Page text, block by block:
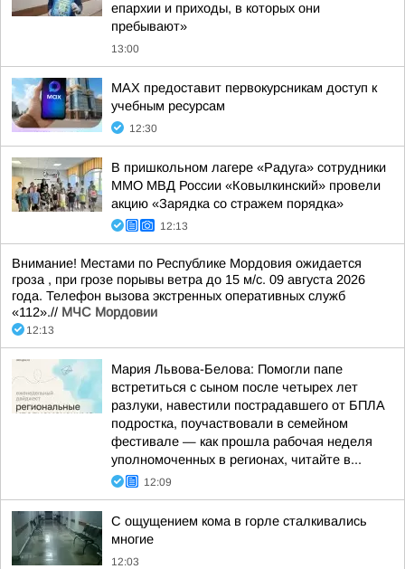
епархии и приходы, в которых они
пребывают»
13:00
MAX предоставит первокурсникам доступ к
учебным ресурсам
12:30
В пришкольном лагере «Радуга» сотрудники
ММО МВД России «Ковылкинский» провели
акцию «Зарядка со стражем порядка»
12:13
Внимание! Местами по Республике Мордовия ожидается
гроза , при грозе порывы ветра до 15 м/с. 09 августа 2026
года. Телефон вызова экстренных оперативных служб
«112».// МЧС Мордовии
12:13
Мария Львова-Белова: Помогли папе
встретиться с сыном после четырех лет
разлуки, навестили пострадавшего от БПЛА
подростка, поучаствовали в семейном
фестивале — как прошла рабочая неделя
уполномоченных в регионах, читайте в...
12:09
С ощущением кома в горле сталкивались
многие
12:03